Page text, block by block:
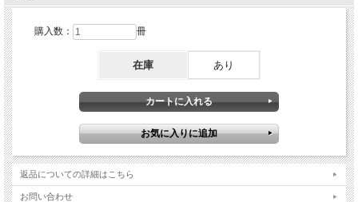
購入数： 冊
在庫 あり
返品についての詳細はこちら
お問い合わせ